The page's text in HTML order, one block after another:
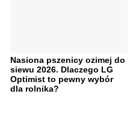
Nasiona pszenicy ozimej do
siewu 2026. Dlaczego LG
Optimist to pewny wybór
dla rolnika?